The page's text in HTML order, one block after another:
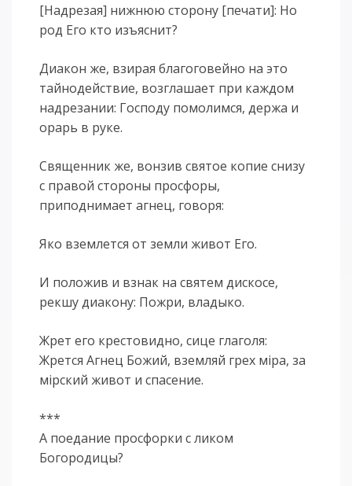
[Надрезая] нижнюю сторону [печати]: Но
род Его кто изъяснит?
Диакон же, взирая благоговейно на это
тайнодействие, возглашает при каждом
надрезании: Господу помолимся, держа и
орарь в руке.
Священник же, вонзив святое копие снизу
с правой стороны просфоры,
приподнимает агнец, говоря:
Яко вземлется от земли живот Его.
И положив и взнак на святем дискосе,
рекшу диакону: Пожри, владыко.
Жрет его крестовидно, сице глаголя:
Жрется Агнец Божий, вземляй грех мiра, за
мiрский живот и спасение.
***
А поедание просфорки с ликом
Богородицы?